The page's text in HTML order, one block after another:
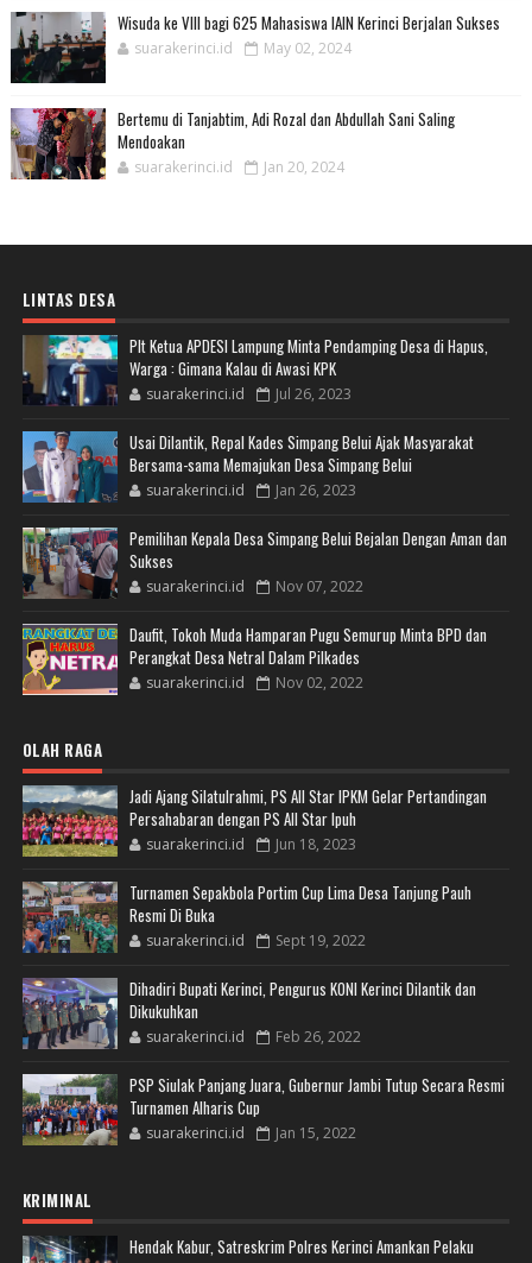
Wisuda ke VIII bagi 625 Mahasiswa IAIN Kerinci Berjalan Sukses
suarakerinci.id May 02, 2024
Bertemu di Tanjabtim, Adi Rozal dan Abdullah Sani Saling
Mendoakan
suarakerinci.id Jan 20, 2024
LINTAS DESA
Plt Ketua APDESI Lampung Minta Pendamping Desa di Hapus,
Warga : Gimana Kalau di Awasi KPK
suarakerinci.id Jul 26, 2023
Usai Dilantik, Repal Kades Simpang Belui Ajak Masyarakat
Bersama-sama Memajukan Desa Simpang Belui
suarakerinci.id Jan 26, 2023
Pemilihan Kepala Desa Simpang Belui Bejalan Dengan Aman dan
Sukses
suarakerinci.id Nov 07, 2022
Daufit, Tokoh Muda Hamparan Pugu Semurup Minta BPD dan
Perangkat Desa Netral Dalam Pilkades
suarakerinci.id Nov 02, 2022
OLAH RAGA
Jadi Ajang Silatulrahmi, PS All Star IPKM Gelar Pertandingan
Persahabaran dengan PS All Star Ipuh
suarakerinci.id Jun 18, 2023
Turnamen Sepakbola Portim Cup Lima Desa Tanjung Pauh
Resmi Di Buka
suarakerinci.id Sept 19, 2022
Dihadiri Bupati Kerinci, Pengurus KONI Kerinci Dilantik dan
Dikukuhkan
suarakerinci.id Feb 26, 2022
PSP Siulak Panjang Juara, Gubernur Jambi Tutup Secara Resmi
Turnamen Alharis Cup
suarakerinci.id Jan 15, 2022
KRIMINAL
Hendak Kabur, Satreskrim Polres Kerinci Amankan Pelaku